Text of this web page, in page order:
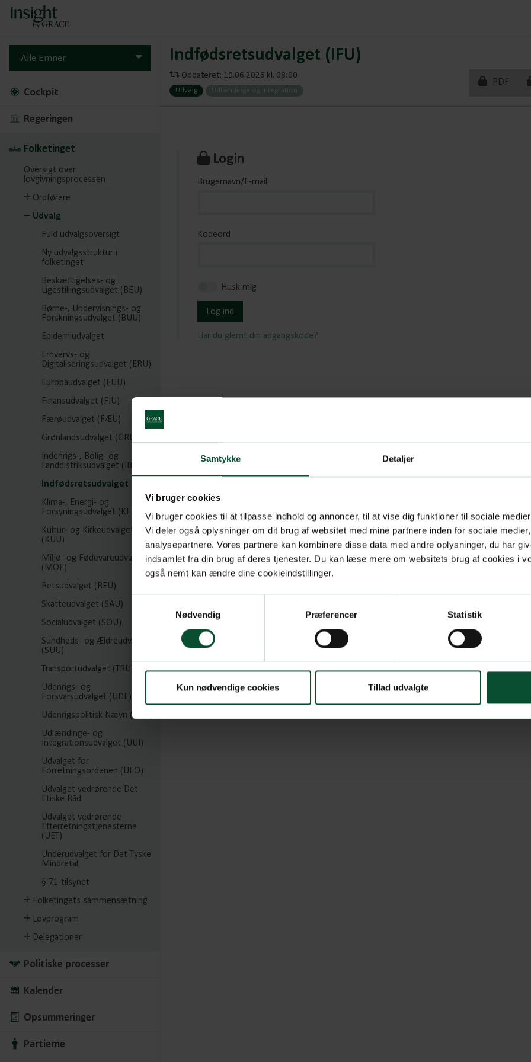
Samtykke Detaljer
Vi bruger cookies
Vi bruger cookies til at tilpasse indhold og annoncer, til at vise dig funktioner til sociale
Vi deler også oplysninger om dit brug af websitet med mine partnere inden for sociale
analysepartnere. Vores partnere kan kombinere disse data med andre oplysninger, du har
indsamlet fra din brug af deres tjenester. Du kan læse mere om websitets brug af cookies i
også nemt kan ændre dine cookieindstillinger.
Nødvendig
Præferencer Statistik
Kun nødvendige cookies Tillad udvalgte
Alle Emner
Cockpit
Regeringen
Folketinget
Oversigt over
lovgivningsprocessen
Ordførere
Udvalg
Fuld udvalgsoversigt
Ny udvalgsstruktur i
folketinget
Beskæftigelses- og
Ligestillingsudvalget (BEU)
Børne-, Undervisnings- og
Forskningsudvalget (BUU)
Epidemiudvalget
Erhvervs- og
Digitaliseringsudvalget (ERU)
Europaudvalget (EUU)
Finansudvalget (FIU)
Færøudvalget (FÆU)
Grønlandsudvalget (GRU)
Indenrigs-, Bolig- og
Landdistriksudvalget (IBL)
Indfødsretsudvalget (IFU)
Klima-, Energi- og
Forsyningsudvalget (KEF)
Kultur- og Kirkeudvalget
(KUU)
Miljø- og Fødevareudvalget
(MOF)
Retsudvalget (REU)
Skatteudvalget (SAU)
Socialudvalget (SOU)
Sundheds- og Ældreudvalget
(SUU)
Transportudvalget (TRU)
Udenrigs- og
Forsvarsudvalget (UDF)
Udenrigspolitisk Nævn (UPN)
Udlændinge- og
Integrationsudvalget (UUI)
Udvalget for
Forretningsordenen (UFO)
Udvalget vedrørende Det
Etiske Råd
Udvalget vedrørende
Efterretningstjenesterne
(UET)
Underudvalget for Det Tyske
Mindretal
§ 71-tilsynet
Folketingets sammensætning
Lovprogram
Delegationer
Politiske processer
Kalender
Opsummeringer
Partierne
Indfødsretsudvalget (IFU)
Opdateret: 19.06.2026 kl. 08:00
Udvalg Udlændinge og integration
PDF
Login
Brugernavn/E-mail
Kodeord
Husk mig
Log ind
Har du glemt din adgangskode?